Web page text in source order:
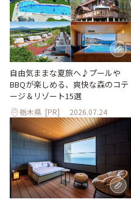
自由気ままな夏旅へ♪プールや
BBQが楽しめる、爽快な森のコテ
ージ＆リゾート15選
栃木県 [PR] 2026.07.24